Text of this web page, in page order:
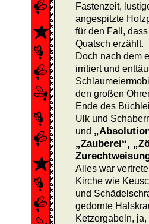
Fastenzeit,
angespitzte
für den Fall,
Quatsch erzählt.
Doch nach dem
irritiert und
den großen
Ende des
Ulk und
und
„Zauberei“,
Alles war
Kirche wie
und
gedornte
Ketzergabeln,